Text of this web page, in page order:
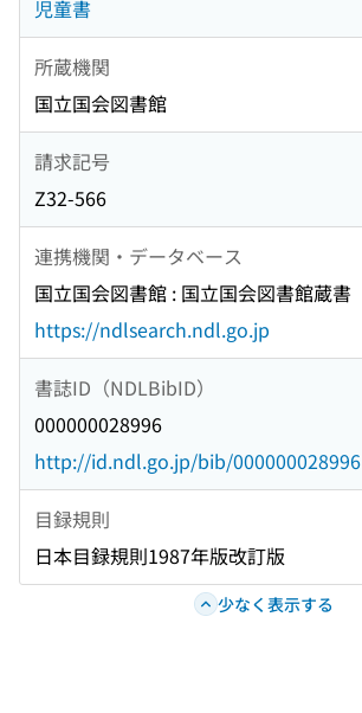
児童書
所蔵機関
国立国会図書館
請求記号
Z32-566
連携機関・データベース
国立国会図書館 : 国立国会図書館蔵書
https://ndlsearch.ndl.go.jp
書誌ID（NDLBibID）
000000028996
http://id.ndl.go.jp/bib/000000028996
目録規則
日本目録規則1987年版改訂版
少なく表示する